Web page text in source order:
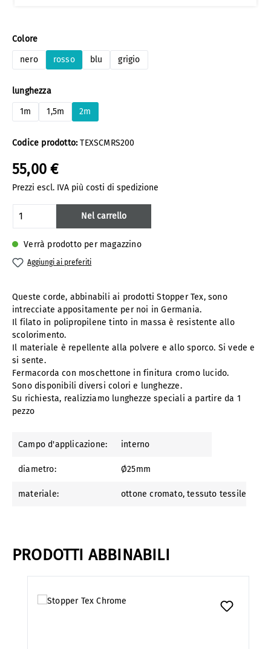
Codice prodotto:TEXSCMRS200
55,00 €
Prezzi escl. IVA più costi di spedizione
Verrà prodotto per magazzino
Seleziona
Colore
nero
rosso blu grigio
Seleziona
lunghezza
1m
1,5m 2m
Quantità del prodotto: inserisci la
Nel carrello
Aggiungi ai preferiti
Queste corde, abbinabili ai prodotti Stopper Tex, sono
intrecciate appositamente per noi in Germania.
Il filato in polipropilene tinto in massa è resistente allo
scolorimento.
Il materiale è repellente alla polvere e allo sporco. Si vede e
si sente.
Fermacorda con moschettone in finitura cromo lucido.
Sono disponibili diversi colori e lunghezze.
Su richiesta, realizziamo lunghezze speciali a partire da 1
pezzo
Campo d'applicazione: interno
diametro: Ø25mm
materiale: ottone cromato, tessuto tessile
PRODOTTI ABBINABILI